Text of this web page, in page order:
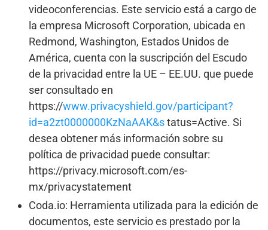
videoconferencias. Este servicio está a cargo de
la empresa Microsoft Corporation, ubicada en
Redmond, Washington, Estados Unidos de
América, cuenta con la suscripción del Escudo
de la privacidad entre la UE – EE.UU. que puede
ser consultado en
https://www.privacyshield.gov/participant?
id=a2zt0000000KzNaAAK&status=Active. Si
desea obtener más información sobre su
política de privacidad puede consultar:
https://privacy.microsoft.com/es-
mx/privacystatement
Coda.io: Herramienta utilizada para la edición de
documentos, este servicio es prestado por la